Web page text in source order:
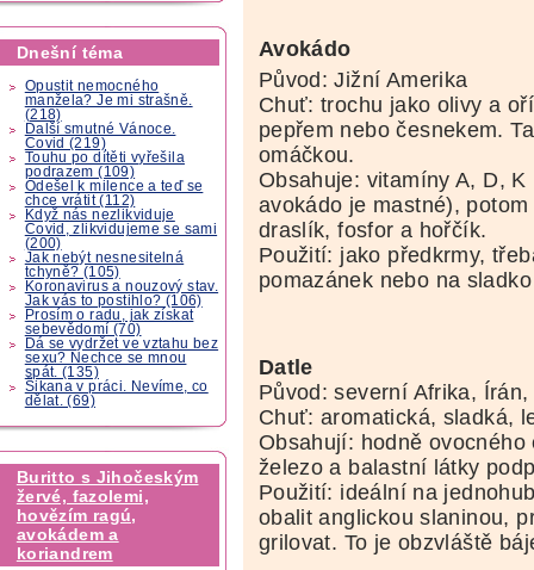
Dnešní téma
Opustit nemocného
manžela? Je mi strašně.
(218)
Další smutné Vánoce.
Covid (219)
Touhu po dítěti vyřešila
podrazem (109)
Odešel k milence a teď se
chce vrátit (112)
Když nás nezlikviduje
Covid, zlikvidujeme se sami
(200)
Jak nebýt nesnesitelná
tchyně? (105)
Koronavirus a nouzový stav.
Jak vás to postihlo? (106)
Prosím o radu, jak získat
sebevědomí (70)
Dá se vydržet ve vztahu bez
sexu? Nechce se mnou
spát. (135)
Šikana v práci. Nevíme, co
dělat. (69)
Buritto s Jihočeským
žervé, fazolemi,
hovězím ragú,
avokádem a
koriandrem
Avokádo
Původ: Jižní Amerika
Chuť: trochu jako olivy a
pepřem nebo česnekem.
omáčkou.
Obsahuje: vitamíny A, D,
avokádo je mastné),
draslík, fosfor a hořčík.
Použití: jako předkrmy,
pomazánek nebo na
Datle
Původ: severní Afrika,
Chuť: aromatická, sladká,
Obsahují: hodně
železo a balastní látky
Použití: ideální na
obalit anglickou slaninou,
grilovat. To je obzvláště